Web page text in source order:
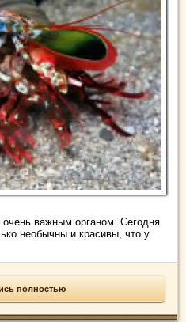
важным органом. Сегодня
необычны и красивы, что у
полностью